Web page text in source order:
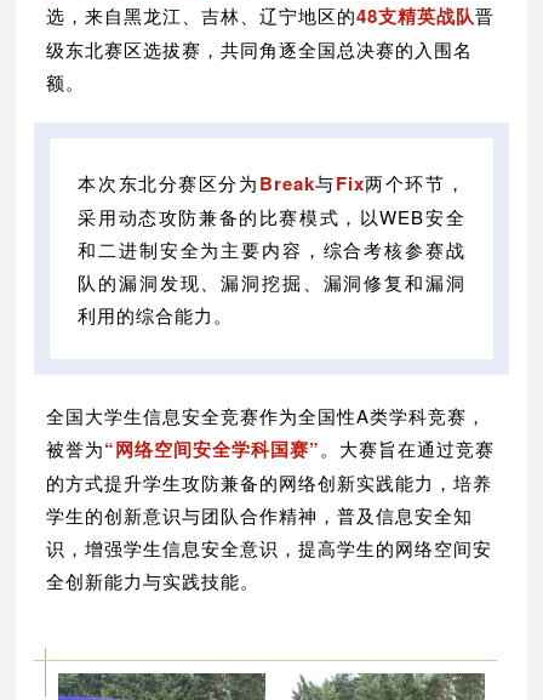
选，来自黑龙江、吉林、辽宁地区的48支精英战队晋
级东北赛区选拔赛，共同角逐全国总决赛的入围名
额。
本次东北分赛区分为Break与Fix两个环节，
采用动态攻防兼备的比赛模式，以WEB安全
和二进制安全为主要内容，综合考核参赛战
队的漏洞发现、漏洞挖掘、漏洞修复和漏洞
利用的综合能力。
全国大学生信息安全竞赛作为全国性A类学科竞赛，
被誉为“网络空间安全学科国赛”。大赛旨在通过竞赛
的方式提升学生攻防兼备的网络创新实践能力，培养
学生的创新意识与团队合作精神，普及信息安全知
识，增强学生信息安全意识，提高学生的网络空间安
全创新能力与实践技能。